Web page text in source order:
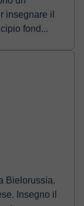
insegnare il
Il mio principio fond...
Bielorussia.
Insegno il